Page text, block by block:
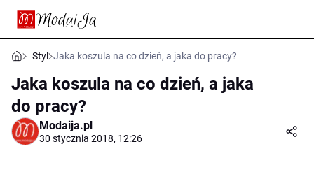
Styl Jaka koszula na co dzień, a jaka do pracy?
Jaka koszula na co dzień, a jaka
do pracy?
Modaija.pl
30 stycznia 2018, 12:26